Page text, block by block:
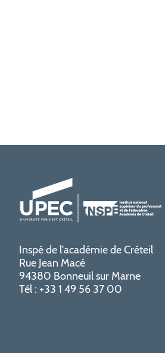
Inspé de l'académie de Créteil
Rue Jean Macé
94380 Bonneuil sur Marne
Tél : +33 1 49 56 37 00